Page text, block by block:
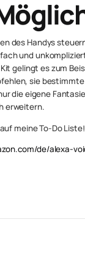
des Handys
und
gelingt es zum
sie
die eigene
erweitern.
meine To-Do
de/alexa-